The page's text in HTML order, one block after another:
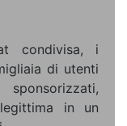
condivisa, i
di utenti
in un